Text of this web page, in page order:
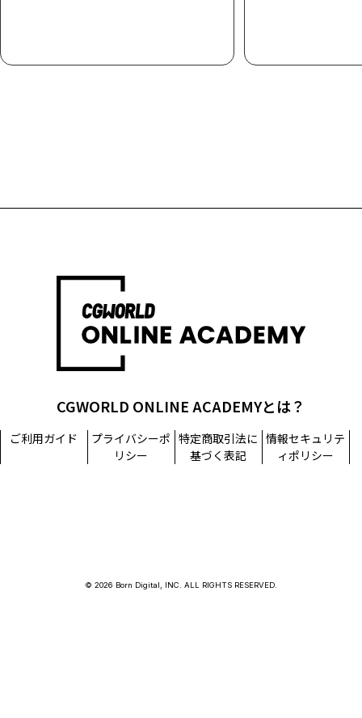
CGWORLD ONLINE ACADEMYとは？
ご利用ガイド
プライバシーポ
リシー
特定商取引法に
基づく表記
情報セキュリテ
ィポリシー
© 2026 Born Digital, INC. ALL RIGHTS RESERVED.